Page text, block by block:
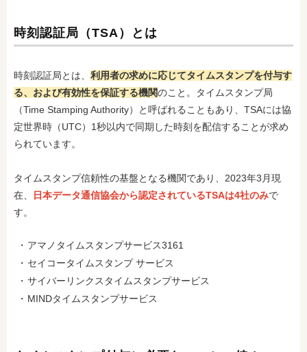
時刻認証局（TSA）とは
時刻認証局とは、 利用者の求めに応じてタイムスタンプを付与す
る、および有効性を保証する機関のこと。タイムスタンプ局
（Time Stamping Authority）と呼ばれることもあり、TSAには協
定世界時（UTC）1秒以内で同期した時刻を配信することが求め
られています。
タイムスタンプ信頼性の基盤となる機関であり、2023年3月現
在、
日本データ通信協会から認定されているTSAは4社のみで
す。
アマノタイムスタンプサービス3161
セイコータイムスタンプ サービス
サイバーリンクスタイムスタンプサービス
MINDタイムスタンプサービス